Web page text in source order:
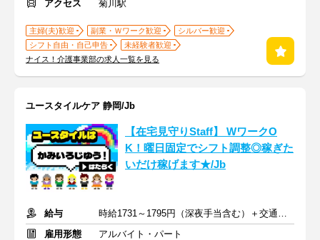
アクセス
菊川駅
主婦(夫)歓迎 副業・Ｗワーク歓迎
シルバー歓迎
シフト自由・自己申告
未経験者歓迎
ナイス！介護事業部の求人一覧を見る
ユースタイルケア 静岡/Jb
【在宅見守りStaff】 WワークO
K！曜日固定でシフト調整◎稼ぎた
いだけ稼げます★/Jb
給与
時給1731～1795円（深夜手当含む）＋交通費支給
雇用形態
アルバイト・パート